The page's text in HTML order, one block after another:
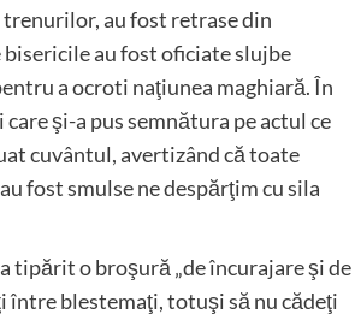
au fost retrase din
au fost oficiate slujbe
a ocroti naţiunea maghiară. În
şi-a pus semnătura pe actul ce
cuvântul, avertizând că toate
fost smulse ne despărţim cu sila
tipărit o broşură „de încurajare şi de
între blestemaţi, totuşi să nu cădeţi